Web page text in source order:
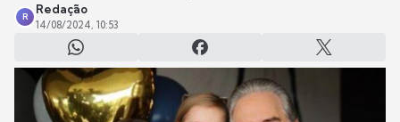
R
Redação
14/08/2024, 10:53